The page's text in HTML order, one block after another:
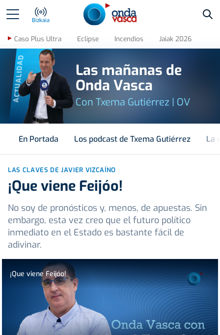
Bizkaia
Caso Plus Ultra Eclipse Incendios Jaiak 2026
ACTUALIDAD
Las mañanas de
Onda Vasca
Con Txema Gutiérrez | OV
En Portada Los podcast de Txema Gutiérrez La
LAS CLAVES DE JAVIER VIZCAÍNO
¡Que viene Feijóo!
No soy de pronósticos y, menos, de apuestas. Sin
embargo, esta vez creo que el futuro político
inmediato en el Estado es bastante fácil de
adivinar.
¡Que viene Feijóo!